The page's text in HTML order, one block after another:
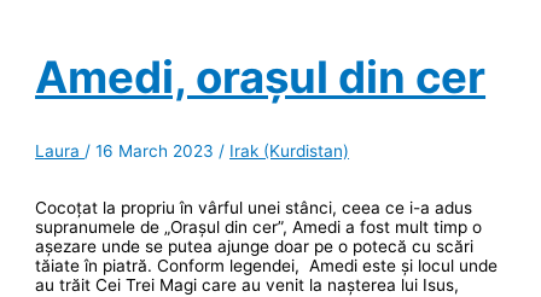
din
Muntele
Amedi, orașul din cer
Laura /16 March 2023 / Irak (Kurdistan)
Cocoțat la propriu în vârful unei stânci, ceea ce i-a adus
supranumele de „Orașul din cer”, Amedi a fost mult timp o
așezare unde se putea ajunge doar pe o potecă cu scări
tăiate în piatră. Conform legendei, Amedi este și locul unde
au trăit Cei Trei Magi care au venit la nașterea lui Isus,